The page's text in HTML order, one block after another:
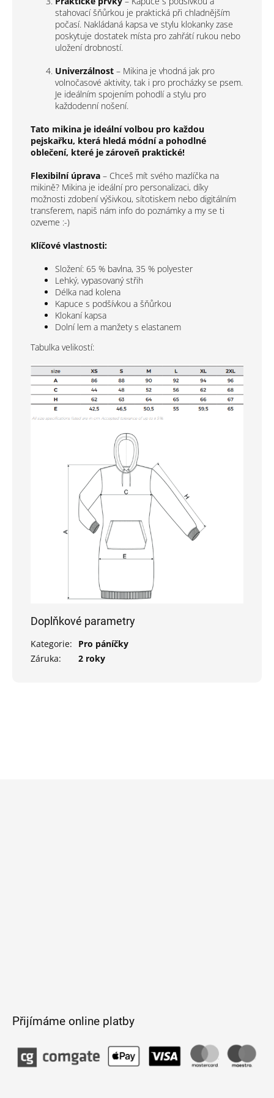
stahovací šňůrkou je praktická při chladnějším
počasí. Nakládaná kapsa ve stylu klokanky zase
poskytuje dostatek místa pro zahřátí rukou nebo
uložení drobností.
Univerzálnost – Mikina je vhodná jak pro
volnočasové aktivity, tak i pro procházky se psem.
Je ideálním spojením pohodlí a stylu pro
každodenní nošení.
Tato mikina je ideální volbou pro každou
pejskařku, která hledá módní a pohodlné
oblečení, které je zároveň praktické!
Flexibilní úprava – Chceš mít svého mazlíčka na
mikině? Mikina je ideální pro personalizaci, díky
možnosti zdobení výšivkou, sítotiskem nebo digitálním
transferem, napiš nám info do poznámky a my se ti
ozveme :-)
Klíčové vlastnosti:
Složení: 65 % bavlna, 35 % polyester
Lehký, vypasovaný střih
Délka nad kolena
Kapuce s podšívkou a šňůrkou
Klokaní kapsa
Dolní lem a manžety s elastanem
Tabulka velikostí:
Doplňkové parametry
Kategorie:
Pro páníčky
Záruka: 2 roky
Přijímáme online platby